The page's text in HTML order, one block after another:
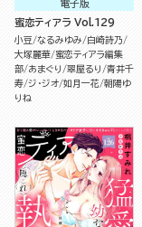
電子版
蜜恋ティアラ Vol.129
小豆 なるみゆみ
白崎詩乃
大塚麗華 蜜恋ティアラ編集
部 あまぐり 翠屋るり
青井千
寿 ジ・ジオ 如月一花 朝陽ゆ
りね